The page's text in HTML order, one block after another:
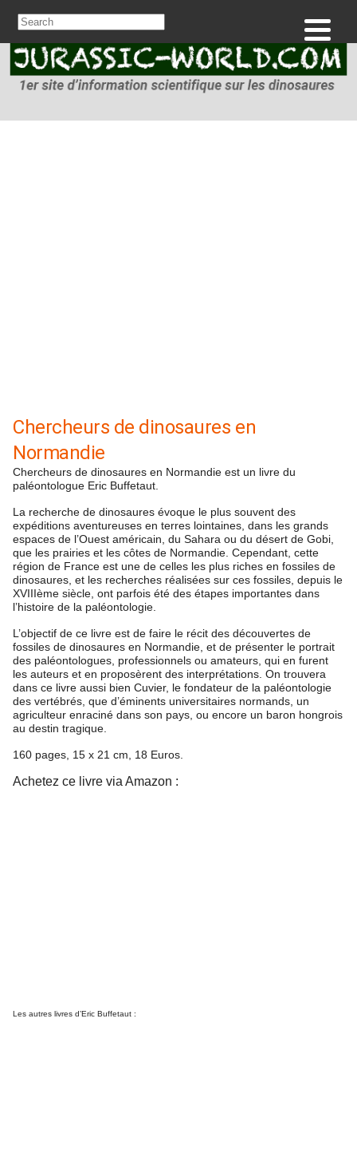
Chercheurs de dinosaures en
Normandie
Chercheurs de dinosaures en Normandie est un livre du
paléontologue Eric Buffetaut.
La recherche de dinosaures évoque le plus souvent des
expéditions aventureuses en terres lointaines, dans les grands
espaces de l’Ouest américain, du Sahara ou du désert de Gobi,
que les prairies et les côtes de Normandie. Cependant, cette
région de France est une de celles les plus riches en fossiles de
dinosaures, et les recherches réalisées sur ces fossiles, depuis le
XVIIIème siècle, ont parfois été des étapes importantes dans
l’histoire de la paléontologie.
L’objectif de ce livre est de faire le récit des découvertes de
fossiles de dinosaures en Normandie, et de présenter le portrait
des paléontologues, professionnels ou amateurs, qui en furent
les auteurs et en proposèrent des interprétations. On trouvera
dans ce livre aussi bien Cuvier, le fondateur de la paléontologie
des vertébrés, que d’éminents universitaires normands, un
agriculteur enraciné dans son pays, ou encore un baron hongrois
au destin tragique.
160 pages, 15 x 21 cm, 18 Euros.
Achetez ce livre via Amazon :
Les autres livres d’Eric Buffetaut :